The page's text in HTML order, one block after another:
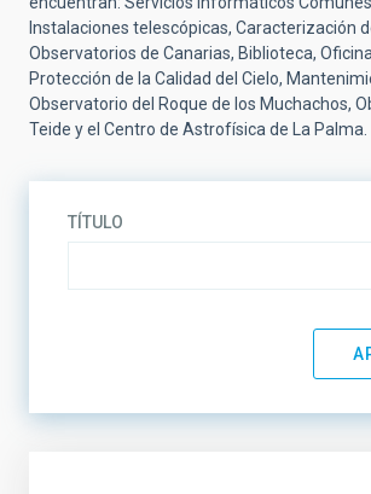
Instalaciones telescópicas, Caracterización
Observatorios de Canarias, Biblioteca,
Protección de la Calidad del Cielo,
Observatorio del Roque de los Muchachos,
Teide y el Centro de Astrofísica de La Palma.
TÍTULO